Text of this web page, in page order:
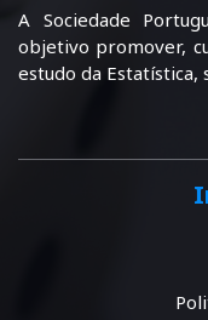
A Sociedade
objetivo promover,
estudo da Estatística,